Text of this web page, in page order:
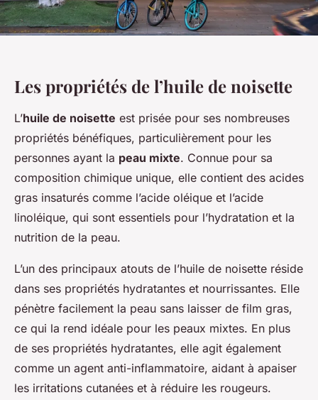
Les propriétés de l’huile de noisette
L’huile de noisette est prisée pour ses nombreuses
propriétés bénéfiques, particulièrement pour les
personnes ayant la peau mixte. Connue pour sa
composition chimique unique, elle contient des acides
gras insaturés comme l’acide oléique et l’acide
linoléique, qui sont essentiels pour l’hydratation et la
nutrition de la peau.
L’un des principaux atouts de l’huile de noisette réside
dans ses propriétés hydratantes et nourrissantes. Elle
pénètre facilement la peau sans laisser de film gras,
ce qui la rend idéale pour les peaux mixtes. En plus
de ses propriétés hydratantes, elle agit également
comme un agent anti-inflammatoire, aidant à apaiser
les irritations cutanées et à réduire les rougeurs.